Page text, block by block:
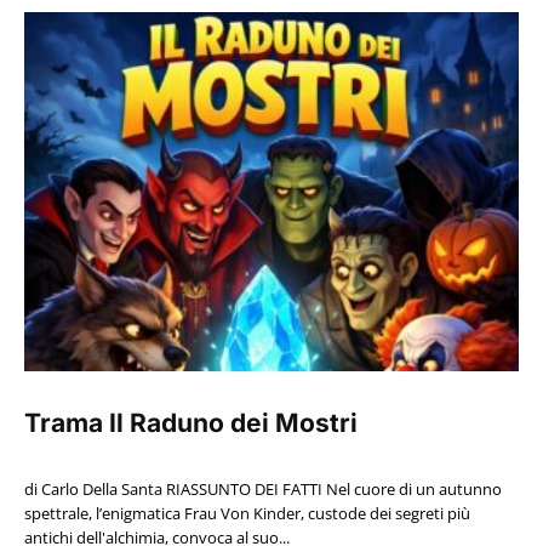
Trama Il Raduno dei Mostri
di Carlo Della Santa RIASSUNTO DEI FATTI Nel cuore di un autunno
spettrale, l’enigmatica Frau Von Kinder, custode dei segreti più
antichi dell'alchimia, convoca al suo...